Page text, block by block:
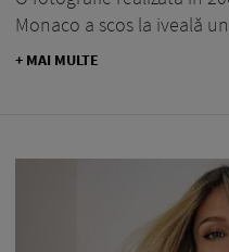
Monaco a scos la iveală
+ MAI MULTE